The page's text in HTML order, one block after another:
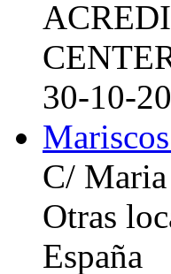
30-10-
C/
Otras
España